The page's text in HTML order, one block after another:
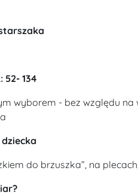
52- 134
wyborem - bez względu na
do brzuszka”, na